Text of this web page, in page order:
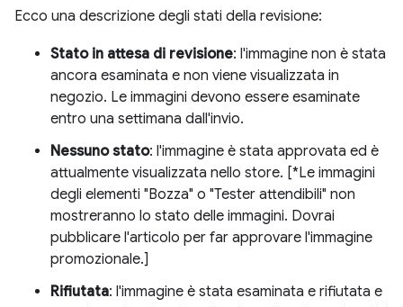
Ecco una descrizione degli stati della revisione:
Stato in attesa di revisione: l'immagine non è stata
ancora esaminata e non viene visualizzata in
negozio. Le immagini devono essere esaminate
entro una settimana dall'invio.
Nessuno stato: l'immagine è stata approvata ed è
attualmente visualizzata nello store. [*Le immagini
degli elementi "Bozza" o "Tester attendibili" non
mostreranno lo stato delle immagini. Dovrai
pubblicare l'articolo per far approvare l'immagine
promozionale.]
Rifiutata: l'immagine è stata esaminata e rifiutata e